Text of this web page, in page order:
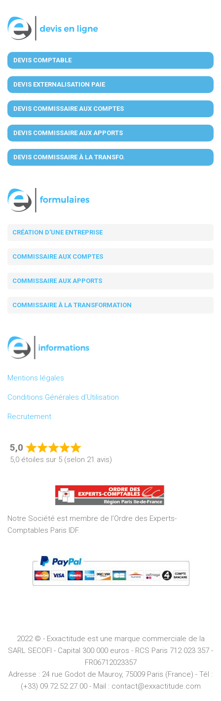
DEVIS COMPTABLE
DEVIS EXTERNALISATION PAIE
DEVIS COMMISSAIRE AUX COMPTES
DEVIS COMMISSAIRE AUX APPORTS
DEVIS COMMISSAIRE À LA TRANSFO.
CRÉATION D'UNE ENTREPRISE
COMMISSAIRE AUX COMPTES
COMMISSAIRE AUX APPORTS
COMMISSAIRE À LA TRANSFORMATION
Mentions légales
Conditions Générales d’Utilisation
Recrutement
5,0
Rated
5,0
of
5
5,0 étoiles sur 5 (selon 21 avis)
Notre Société est membre de l’Ordre des Experts-
Comptables Paris IDF.
2022 © - Exxactitude est une marque commerciale de la
SARL SECOFI - Capital 300 000 euros - RCS Paris 712 023 357 -
FR06712023357
Adresse : 24 rue Godot de Mauroy, 75009 Paris (France) - Tél :
(+33) 09.72.52.27.00 - Mail : contact@exxactitude.com